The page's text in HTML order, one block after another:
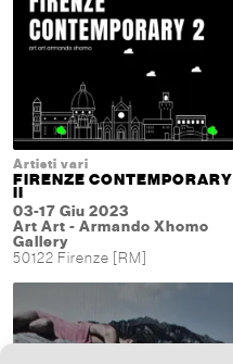
Artisti vari
FIRENZE CONTEMPORARY
II
03-17 Giu 2023
Art Art - Armando Xhomo
Gallery
50122 Firenze [RM]